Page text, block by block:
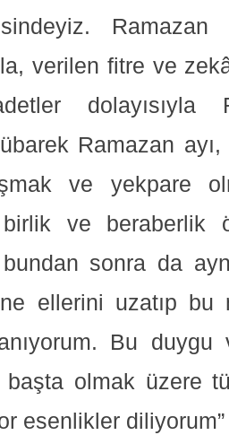
verilen fitre ve
dolayısıyla
Ramazan
ve yekpare
ve beraberlik
sonra da
ellerini uzatıp bu
Bu
olmak üzere
esenlikler